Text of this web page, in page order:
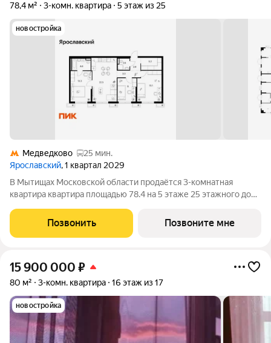
78,4 м²
3-комн. квартира 5 этаж из 25
новостройка
Медведково
25 мин.
Ярославский, 1 квартал 2029
В Мытищах Московской области продаётся 3-комнатная
квартира квартира площадью 78.4 на 5 этаже 25 этажного дома
Удобное расположение 15 минут на общественном транспорте
до платформы Мытищи и 20
Позвонить Позвоните мне
15 900 000 ₽
80 м² 3-комн. квартира 16 этаж из 17
новостройка